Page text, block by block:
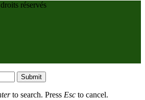
réservés
Submit
to search. Press Esc to cancel.